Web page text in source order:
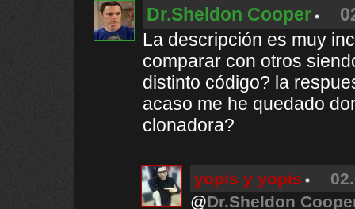
Dr.Sheldon Cooper
La descripción es muy
comparar con otros
distinto código? la
acaso me he quedado
clonadora?
yopis y yopis
@Dr.Sheldon